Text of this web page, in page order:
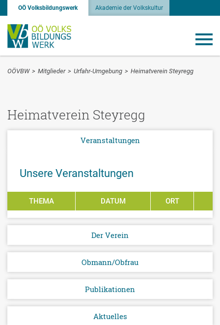
OÖ Volksbildungswerk Akademie der Volkskultur
OÖVBW > Mitglieder > Urfahr-Umgebung > Heimatverein Steyregg
Heimatverein Steyregg
Veranstaltungen
Unsere Veranstaltungen
THEMA DATUM ORT
Der Verein
Obmann/Obfrau
Publikationen
Aktuelles